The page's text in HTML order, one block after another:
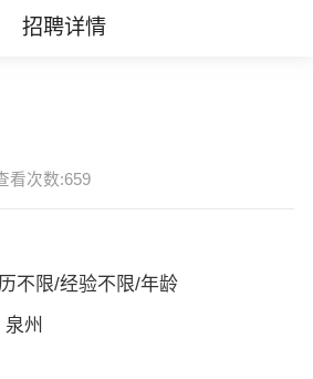
招聘详情
看次数:659
不限/经验不限/年龄
州